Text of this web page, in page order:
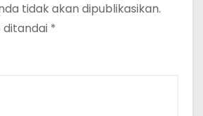
tidak akan dipublikasikan.
ditandai *